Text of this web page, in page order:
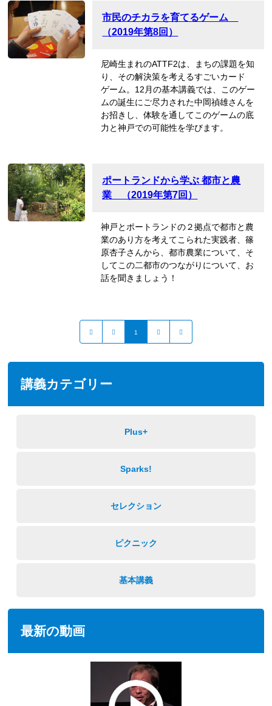
市民のチカラを育てるゲーム
（2019年第8回）
尼崎生まれのATTF2は、まちの課題を知
り、その解決策を考えるすごいカード
ゲーム。12月の基本講義では、このゲー
ムの誕生にご尽力された中岡禎雄さんを
お招きし、体験を通してこのゲームの底
力と神戸での可能性を学びます。
ポートランドから学ぶ 都市と農
業 （2019年第7回）
神戸とポートランドの２拠点で都市と農
業のあり方を考えてこられた実践者、篠
原杏子さんから、都市農業について、そ
してこの二都市のつながりについて、お
話を聞きましょう！
1
講義カテゴリー
Plus+
Sparks!
セレクション
ピクニック
基本講義
最新の動画